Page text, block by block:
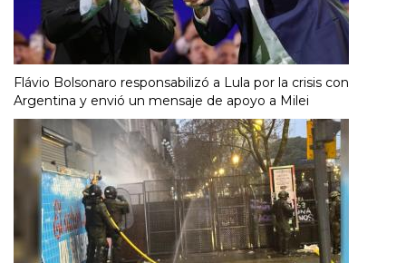
Flávio Bolsonaro responsabilizó a Lula por la crisis con
Argentina y envió un mensaje de apoyo a Milei